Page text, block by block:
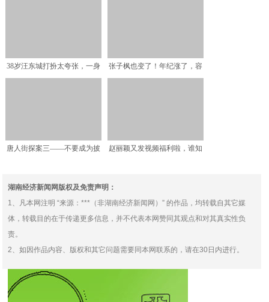
38岁汪东城打扮太夸张，一身
张子枫也变了！年纪涨了，容
唐人街探案三——不要成为披
赵丽颖又发视频福利啦，谁知
湖南经济新闻网版权及免责声明：
1、凡本网注明 “来源：***（非湖南经济新闻网）” 的作品，均转载自其它媒
体，转载目的在于传递更多信息，并不代表本网赞同其观点和对其真实性负
责。
2、如因作品内容、版权和其它问题需要同本网联系的，请在30日内进行。